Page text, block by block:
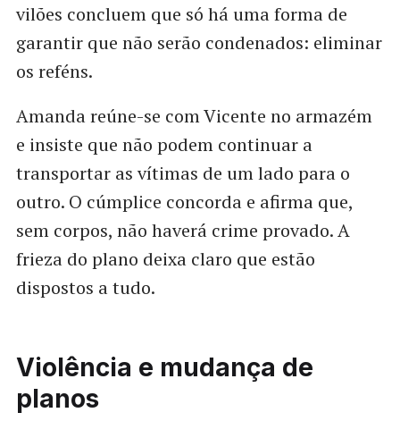
vilões concluem que só há uma forma de
garantir que não serão condenados: eliminar
os reféns.
Amanda reúne-se com Vicente no armazém
e insiste que não podem continuar a
transportar as vítimas de um lado para o
outro. O cúmplice concorda e afirma que,
sem corpos, não haverá crime provado. A
frieza do plano deixa claro que estão
dispostos a tudo.
Violência e mudança de
planos